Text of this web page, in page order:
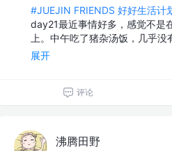
#JUEJIN FRIENDS 好好生活计
day21最近事情好多，感觉不是
上。中午吃了猪杂汤饭，几乎没
展开
评论
沸腾田野